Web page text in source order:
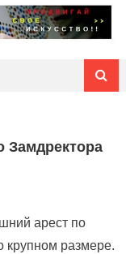
Замдректора
арест по
крупном размере.